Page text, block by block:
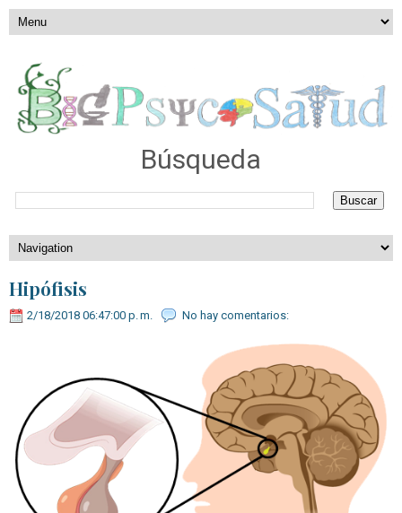
Búsqueda
Hipófisis
2/18/2018 06:47:00 p. m. No hay comentarios: